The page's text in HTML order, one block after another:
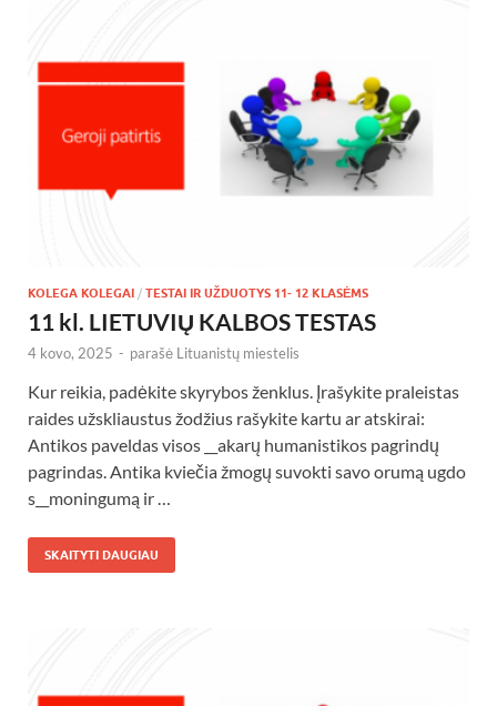
KOLEGA KOLEGAI / TESTAI IR UŽDUOTYS 11- 12 KLASĖMS
11 kl. LIETUVIŲ KALBOS TESTAS
4 kovo, 2025 - parašė Lituanistų miestelis
Kur reikia, padėkite skyrybos ženklus. Įrašykite praleistas
raides užskliaustus žodžius rašykite kartu ar atskirai:
Antikos paveldas visos __akarų humanistikos pagrindų
pagrindas. Antika kviečia žmogų suvokti savo orumą ugdo
s__moningumą ir …
SKAITYTI DAUGIAU